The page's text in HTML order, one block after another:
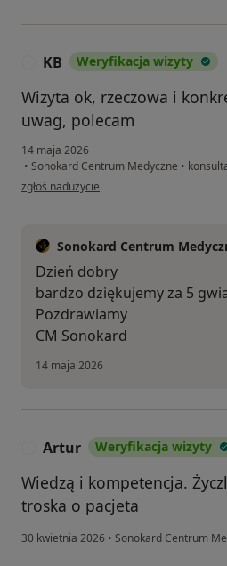
KB Weryfikacja wizyty
Wizyta ok, rzeczowa i
uwag, polecam
14 maja 2026
• Sonokard Centrum Medyczne •
w opinii użytkownika KB
zgłoś nadużycie
Sonokard Centrum
Dzień dobry
bardzo dziękujemy za 5
Pozdrawiamy
CM Sonokard
14 maja 2026
Artur Weryfikacja wizyty
Wiedzą i kompetencja.
troska o pacjeta
30 kwietnia 2026 • Sonokard Centrum